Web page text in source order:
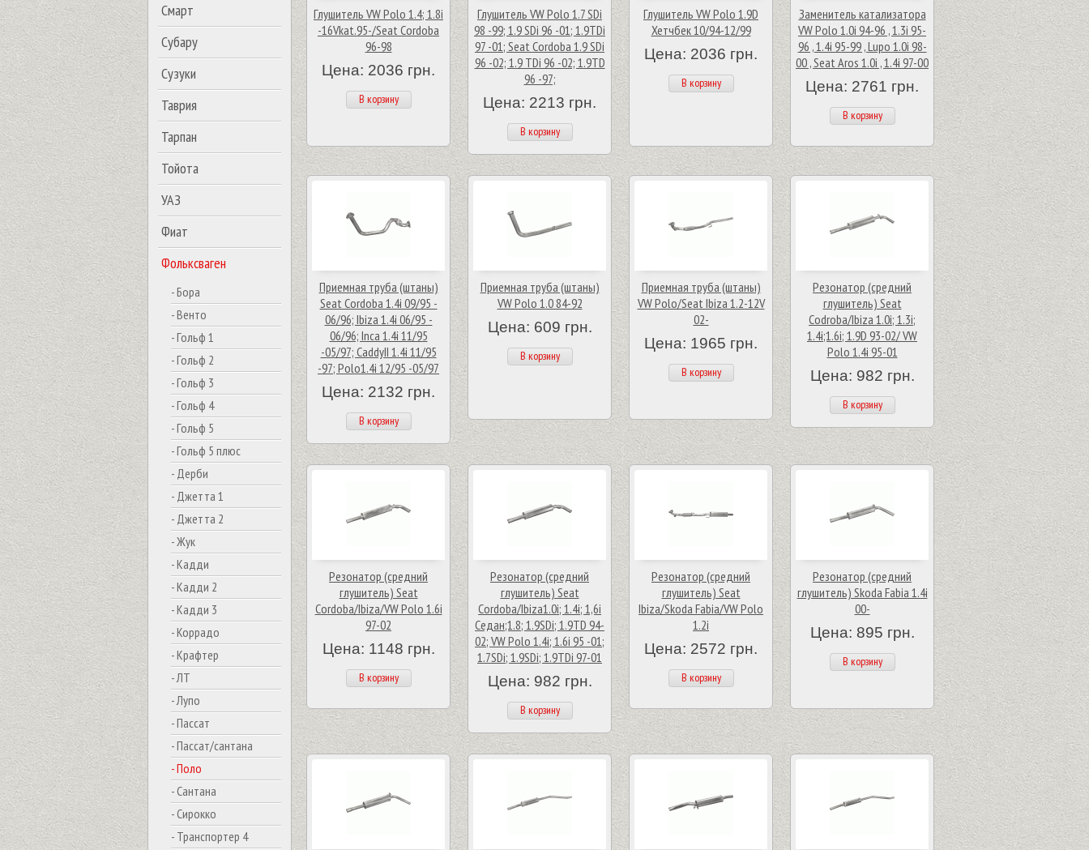
Смарт
Субару
Сузуки
Таврия
Тарпан
Тойота
УАЗ
Фиат
Фольксваген
- Бора
- Венто
- Гольф 1
- Гольф 2
- Гольф 3
- Гольф 4
- Гольф 5
- Гольф 5 плюс
- Дерби
- Джетта 1
- Джетта 2
- Жук
- Кадди
- Кадди 2
- Кадди 3
- Коррадо
- Крафтер
- ЛТ
- Лупо
- Пассат
- Пассат/сантана
- Поло
- Сантана
- Сирокко
- Транспортер 4
Глушитель VW Polo 1.4; 1.8i
-16Vkat.95-/Seat Cordoba
96-98
Цена: 2036 грн.
В корзину
Глушитель VW Polo 1.7 SDi
98 -99; 1.9 SDi 96 -01; 1.9TDi
97 -01; Seat Cordoba 1.9 SDi
96 -02; 1.9 TDi 96 -02; 1.9TD
96 -97;
Цена: 2213 грн.
В корзину
Глушитель VW Polo 1.9D
Хетчбек 10/94-12/99
Цена: 2036 грн.
В корзину
Заменитель катализатора
VW Polo 1.0i 94-96 , 1.3i 95-
96 , 1.4i 95-99 , Lupo 1.0i 98-
00 , Seat Aros 1.0i , 1.4i 97-00
Цена: 2761 грн.
В корзину
Приемная труба (штаны)
Seat Cordoba 1.4i 09/95 -
06/96; Ibiza 1.4i 06/95 -
06/96; Inca 1.4i 11/95
-05/97; CaddyII 1.4i 11/95
-97; Polo1.4i 12/95 -05/97
Цена: 2132 грн.
В корзину
Приемная труба (штаны)
VW Polo 1.0 84-92
Цена: 609 грн.
В корзину
Приемная труба (штаны)
VW Polo/Seat Ibiza 1.2-12V
02-
Цена: 1965 грн.
В корзину
Резонатор (средний
глушитель) Seat
Codroba/Ibiza 1.0i; 1.3i;
1.4i;1.6i; 1.9D 93-02/ VW
Polo 1.4i 95-01
Цена: 982 грн.
В корзину
Резонатор (средний
глушитель) Seat
Cordoba/Ibiza/VW Polo 1.6i
97-02
Цена: 1148 грн.
В корзину
Резонатор (средний
глушитель) Seat
Cordoba/Ibiza1.0i; 1.4i; 1,6i
Седан;1.8; 1.9SDi; 1.9TD 94-
02; VW Polo 1.4i; 1.6i 95 -01;
1.7SDi; 1.9SDi; 1.9TDi 97-01
Цена: 982 грн.
В корзину
Резонатор (средний
глушитель) Seat
Ibiza/Skoda Fabia/VW Polo
1.2i
Цена: 2572 грн.
В корзину
Резонатор (средний
глушитель) Skoda Fabia 1.4i
00-
Цена: 895 грн.
В корзину